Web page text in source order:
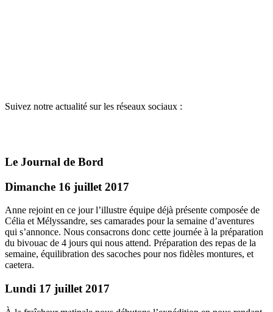
Suivez notre actualité sur les réseaux sociaux :
Le Journal de Bord
Dimanche 16 juillet 2017
Anne rejoint en ce jour l’illustre équipe déjà présente composée de
Célia et Mélyssandre, ses camarades pour la semaine d’aventures
qui s’annonce. Nous consacrons donc cette journée à la préparation
du bivouac de 4 jours qui nous attend. Préparation des repas de la
semaine, équilibration des sacoches pour nos fidèles montures, et
caetera.
Lundi 17 juillet 2017